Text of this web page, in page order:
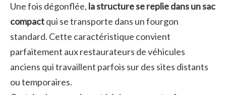
Une fois dégonflée, la structure se replie dans un sac
compactqui se transporte dans un fourgon
standard. Cette caractéristique convient
parfaitement aux restaurateurs de véhicules
anciens qui travaillent parfois sur des sites distants
ou temporaires.